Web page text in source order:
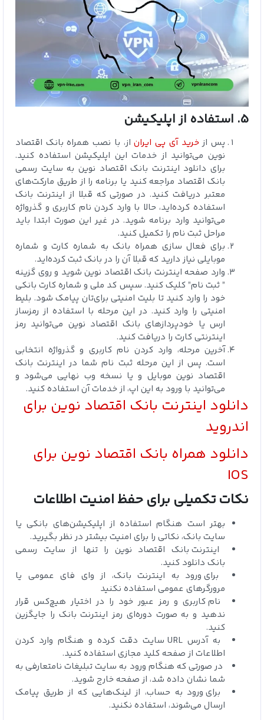
5. استفاده از اپلیکیشن
پس ازخرید آی پی ایراناز، با نصب همراه بانک اقتصاد
نوین می‌توانید از خدمات این اپلیکیشن استفاده کنید.
برای دانلود اینترنت بانک اقتصاد نوین به سایت رسمی
بانک اقتصاد مراجعه کنید یا برنامه را از طریق مارکت‌های
معتبر دریافت کنید. در صورتی که قبلا از اینترنت بانک
استفاده کرده‌اید، حالا با وارد کردن نام کاربری و گذرواژه
می‌توانید وارد برنامه شوید. در غیر این صورت ابتدا باید
مراحل ثبت نام را تکمیل کنید.
برای فعال‌ سازی همراه بانک به شماره کارت و شماره
موبایلی نیاز دارید که قبلا آن را در بانک ثبت کرده‌اید.
وارد صفحه اینترنت بانک اقتصاد نوین شوید و روی گزینه
” ثبت نام” کلیک کنید. سپس کد ملی و شماره کارت بانکی
خود را وارد کنید تا بلیت امنیتی برای‌تان پیامک شود. بلیط
امنیتی را وارد کنید. در این مرحله با استفاده از رمزساز
ارس یا خودپردازهای بانک اقتصاد نوین می‌توانید رمز
اینترنتی کارت را دریافت کنید.
آخرین مرحله، وارد کردن نام کاربری و گذرواژه انتخابی
است. پس از این مرحله ثبت نام شما در اینترنت بانک
اقتصاد نوین موبایل و یا نسخه وب نهایی می‌شود و
می‌توانید با ورود به این اپ، از خدمات آن استفاده کنید.
دانلود اینترنت بانک اقتصاد نوین برای
اندروید
دانلود همراه بانک اقتصاد نوین برای
IOS
نکات تکمیلی برای حفظ امنیت اطلاعات
بهتر است هنگام استفاده از اپلیکیشن‌های بانکی یا
سایت بانک، نکاتی را برای امنیت بیشتر در نظر بگیرید.
اینترنت بانک اقتصاد نوین را تنها از سایت رسمی
بانک دانلود کنید.
برای ورود به اینترنت بانک، از وای فای عمومی یا
مرورگرهای عمومی استفاده نکنید
نام کاربری و رمز عبور خود را در اختیار هیچ‌کس قرار
ندهید و به صورت دوره‌ای رمز اینترنت بانک را جایگزین
کنید.
به آدرس URL سایت دقت کرده و هنگام وارد کردن
اطلاعات از صفحه کلید مجازی استفاده کنید.
در صورتی که هنگام ورود به سایت تبلیغات نامتعارفی به
شما نشان داده شد، از صفحه خارج شوید.
برای ورود به حساب، از لینک‌هایی که از طریق پیامک
ارسال می‌شوند، استفاده نکنید.